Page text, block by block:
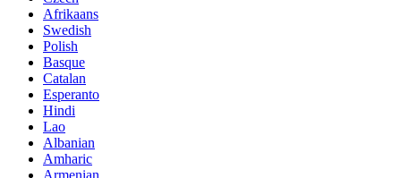
Afrikaans
Swedish
Polish
Basque
Catalan
Esperanto
Hindi
Lao
Albanian
Amharic
Armenian